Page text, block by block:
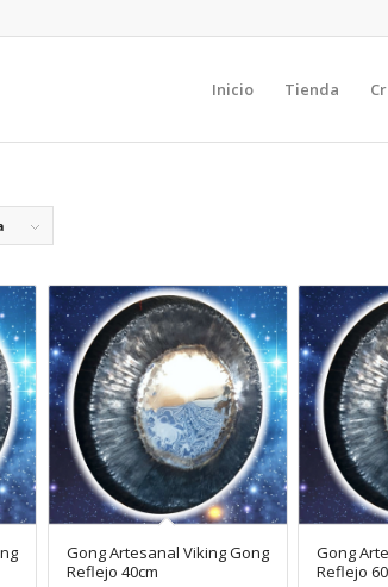
Inicio Tienda
Gong Artesanal Viking Gong
Reflejo 40cm
Gong
Reflejo